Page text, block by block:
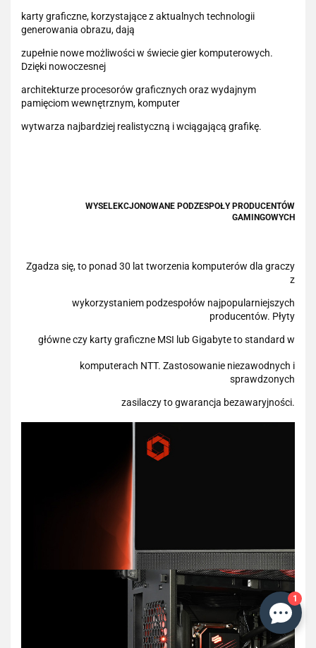
karty graficzne, korzystające z aktualnych technologii
generowania obrazu, dają
zupełnie nowe możliwości w świecie gier komputerowych.
Dzięki nowoczesnej
architekturze procesorów graficznych oraz wydajnym
pamięciom wewnętrznym, komputer
wytwarza najbardziej realistyczną i wciągającą grafikę.
WYSELEKCJONOWANE PODZESPOŁY PRODUCENTÓW
GAMINGOWYCH
Zgadza się, to ponad 30 lat tworzenia komputerów dla graczy
z
wykorzystaniem podzespołów najpopularniejszych
producentów. Płyty
główne czy karty graficzne MSI lub Gigabyte to standard w
komputerach NTT. Zastosowanie niezawodnych i
sprawdzonych
zasilaczy to gwarancja bezawaryjności.
1